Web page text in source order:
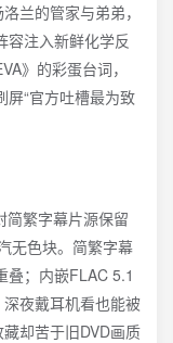
兰的管家与弟弟，
容注入新鲜化学反
》的彩蛋台词，
屏“官方吐槽最为致
简繁字幕片源保留
无色块。简繁字幕
叠；内嵌FLAC 5.1
夜戴耳机看也能被
却苦于旧DVD画质